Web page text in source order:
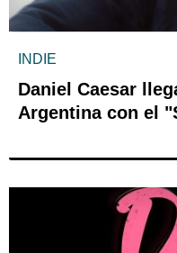
INDIE
Daniel Caesar
Argentina con el